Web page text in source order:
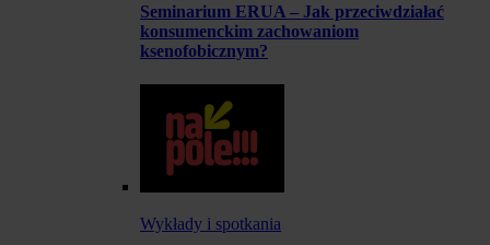
Seminarium ERUA – Jak przeciwdziałać
konsumenckim zachowaniom
ksenofobicznym?
Wykłady i spotkania